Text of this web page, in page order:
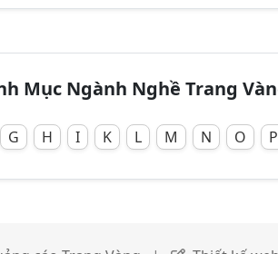
Mục Ngành Nghề Trang
G H I K L M N O P